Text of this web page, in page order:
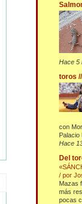
Hace 5
toros
con
Palacio
Hace
Del
/ por
Mazas
más
pocas